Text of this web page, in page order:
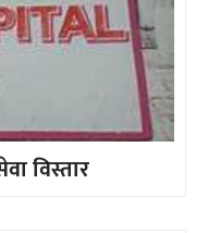
विस्तार